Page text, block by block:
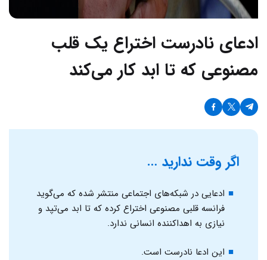
ادعای نادرست اختراع یک قلب
مصنوعی که تا ابد کار می‌کند
اگر وقت ندارید …
ادعایی در شبکه‌های اجتماعی منتشر شده که می‌گوید
فرانسه قلبی مصنوعی اختراع کرده که تا ابد می‌تپد و
نیازی به اهداکننده انسانی ندارد.
این ادعا نادرست است.